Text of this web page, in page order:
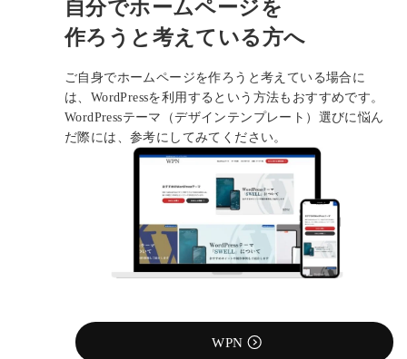
自分でホームページを
作ろうと考えている方へ
ご自身でホームページを作ろうと考えている場合に
は、WordPressを利用するという方法もおすすめです。
WordPressテーマ（デザインテンプレート）選びに悩ん
だ際には、参考にしてみてください。
WPN